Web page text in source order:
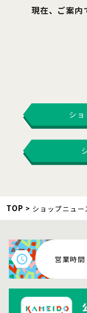
現在、ご案内
シ
TOP ショップニュー
営業時間